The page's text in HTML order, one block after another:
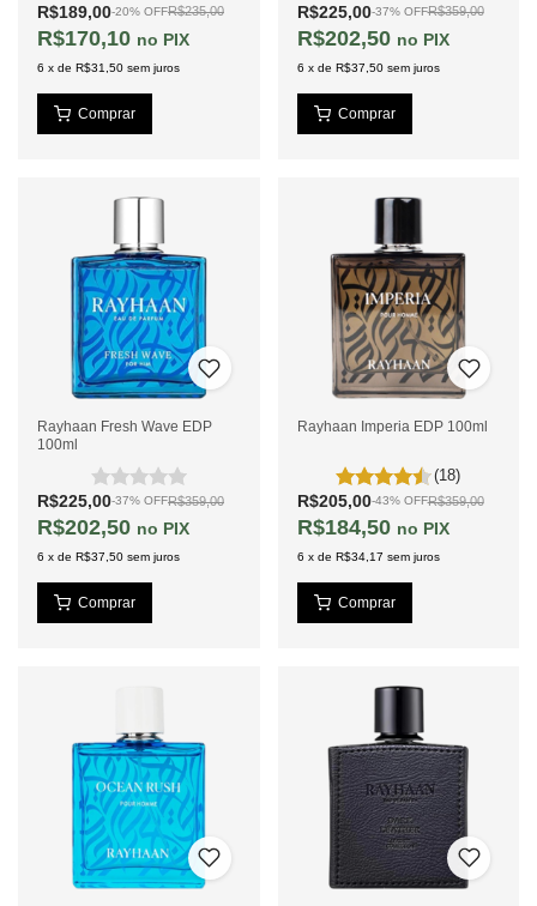
R$189,00-20% OFFR$235,00
R$170,10 PIX
6 x de R$31,50 sem juros
R$225,00-37% OFFR$359,00
R$202,50 PIX
6 x de R$37,50 sem juros
Rayhaan Fresh Wave EDP
100ml
R$225,00-37% OFFR$359,00
R$202,50 PIX
6 x de R$37,50 sem juros
Rayhaan Imperia EDP 100ml
(18)
R$205,00-43% OFFR$359,00
R$184,50 PIX
6 x de R$34,17 sem juros